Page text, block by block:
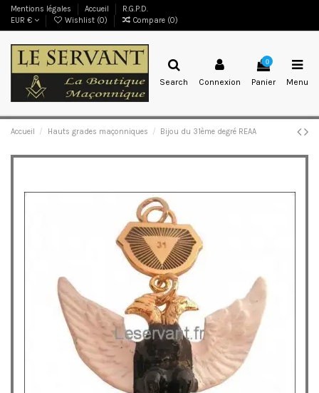
Mentions légales Accueil
R.G.P.D.
EUR €
Wishlist (0) Compare (0)
Search Connexion
0
Panier Menu
Accueil Hauts grades maçonniques Bijou du 31ème degré REAA